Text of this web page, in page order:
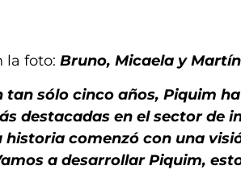
la foto: Bruno, Micaela y
tan sólo cinco años, Piquim
destacadas en el sector de
historia comenzó con una
a desarrollar Piquim,